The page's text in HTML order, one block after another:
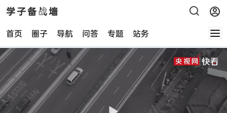
学子备战墙
首页 圈子 导航 问答 专题 站务